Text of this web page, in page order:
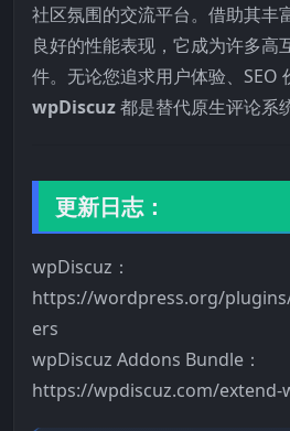
社区氛围的交流平台。借助其丰
良好的性能表现，它成为许多高
件。无论您追求用户体验、SEO
wpDiscuz都是替代原生评论系
更新日志：
wpDiscuz：
https://wordpress.org/
ers
wpDiscuz Addons Bundle：
https://wpdiscuz.com/extend-